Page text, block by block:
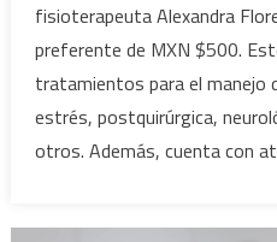
fisioterapeuta Alexandra
preferente de MXN $500.
tratamientos para el manejo
estrés, postquirúrgica,
otros. Además, cuenta con